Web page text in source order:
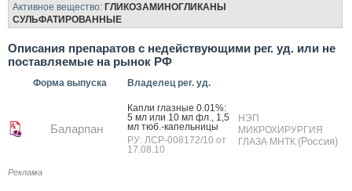
Активное вещество: ГЛИКОЗАМИНОГЛИКАНЫ
СУЛЬФАТИРОВАННЫЕ
Описания препаратов с недействующими рег. уд. или не
поставляемые на рынок РФ
Форма выпуска Владелец рег. уд.
Баларпан
Кап­ли глаз­ные 0.01%:
5 мл или 10 мл фл., 1,5
мл тюб.-ка­пель­ни­цы
РУ: ЛСР-008172/10 от
17.08.10
НЭП
МИКРОХИРУРГИЯ
ГЛАЗА МНТК (Россия)
Реклама